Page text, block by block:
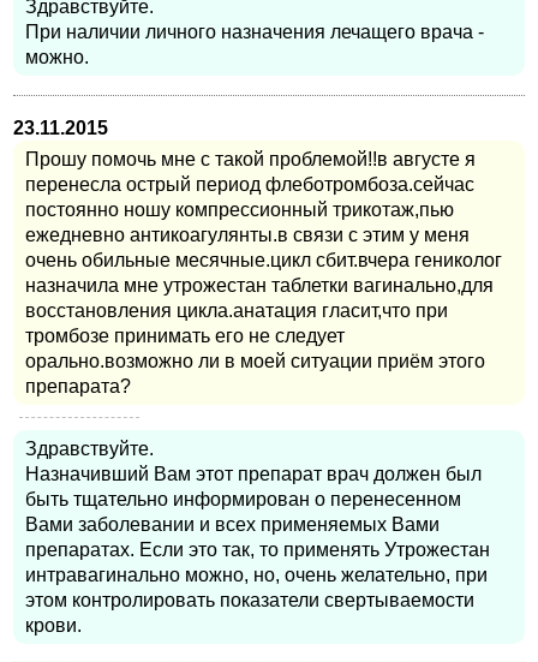
Здравствуйте.
При наличии личного назначения лечащего врача -
можно.
23.11.2015
Прошу помочь мне с такой проблемой!!в августе я
перенесла острый период флеботромбоза.сейчас
постоянно ношу компрессионный трикотаж,пью
ежедневно антикоагулянты.в связи с этим у меня
очень обильные месячные.цикл сбит.вчера гениколог
назначила мне утрожестан таблетки вагинально,для
восстановления цикла.анатация гласит,что при
тромбозе принимать его не следует
орально.возможно ли в моей ситуации приём этого
препарата?
Здравствуйте.
Назначивший Вам этот препарат врач должен был
быть тщательно информирован о перенесенном
Вами заболевании и всех применяемых Вами
препаратах. Если это так, то применять Утрожестан
интравагинально можно, но, очень желательно, при
этом контролировать показатели свертываемости
крови.